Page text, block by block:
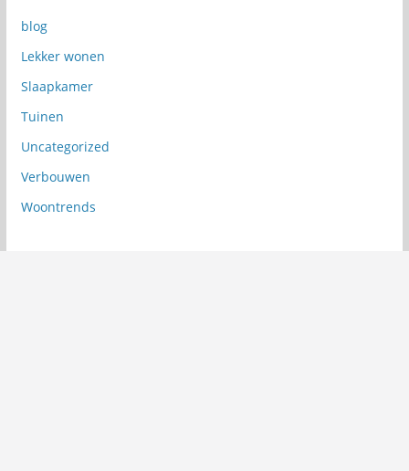
blog
Lekker wonen
Slaapkamer
Tuinen
Uncategorized
Verbouwen
Woontrends